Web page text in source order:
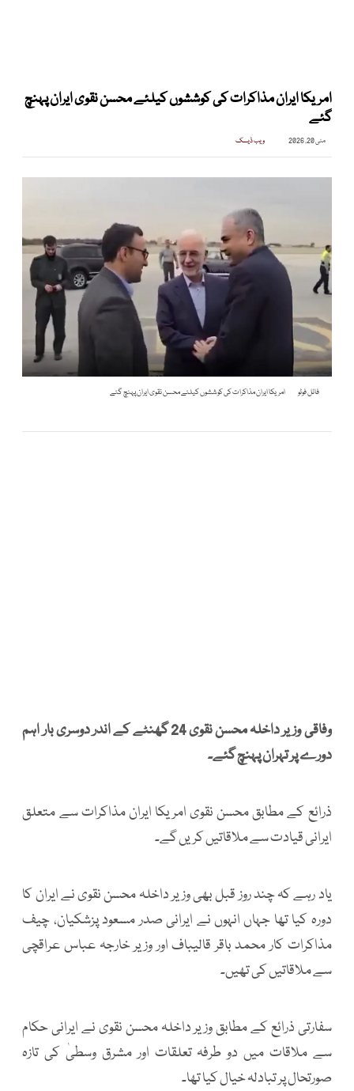
امریکا ایران مذاکرات کی کوششوں کیلئے محسن نقوی ایران پہنچ
گئے
مئی 20, 2026 ویب ڈیسک
فائل فوٹو امریکا ایران مذاکرات کی کوششوں کیلئے محسن نقوی ایران پہنچ گئے
وفاقی وزیر داخلہ محسن نقوی 24 گھنٹے کے اندر دوسری بار اہم
دورے پر تہران پہنچ گئے۔
ذرائع کے مطابق محسن نقوی امریکا ایران مذاکرات سے متعلق
ایرانی قیادت سے ملاقاتیں کریں گے۔
یاد رہے کہ چند روز قبل بھی وزیر داخلہ محسن نقوی نے ایران کا
دورہ کیا تھا جہاں انہوں نے ایرانی صدر مسعود پزشکیان، چیف
مذاکرات کار محمد باقر قالیباف اور وزیر خارجہ عباس عراقچی
سے ملاقاتیں کی تھیں۔
سفارتی ذرائع کے مطابق وزیر داخلہ محسن نقوی نے ایرانی حکام
سے ملاقات میں دو طرفہ تعلقات اور مشرق وسطیٰ کی تازہ
صورتحال پر تبادلہ خیال کیا تھا۔